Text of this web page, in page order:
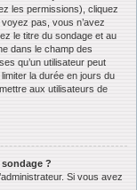
les permissions), cliquez
pas, vous n’avez
le titre du sondage et au
dans le champ des
qu’un utilisateur peut
la durée en jours du
aux utilisateurs de
?
Si vous avez